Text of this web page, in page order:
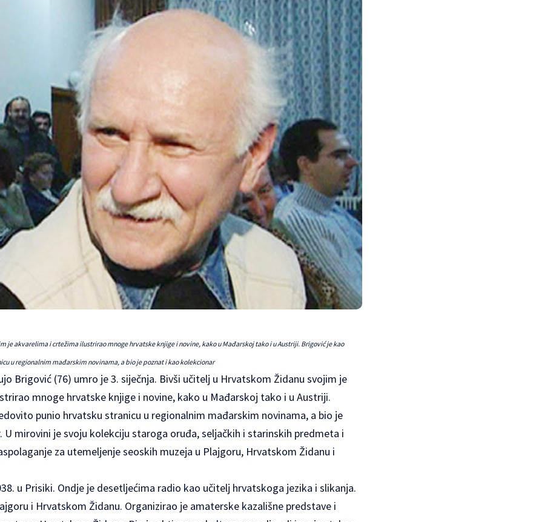
je akvarelima i crtežima ilustrirao mnoge hrvatske knjige i novine, kako u Mađarskoj tako i u Austriji. Brigović je kao
u regionalnim mađarskim novinama, a bio je poznat i kao kolekcionar
Brigović (76) umro je 3. siječnja. Bivši učitelj u Hrvatskom Židanu svojim je
mnoge hrvatske knjige i novine, kako u Mađarskoj tako i u Austriji.
punio hrvatsku stranicu u regionalnim mađarskim novinama, a bio je
U mirovini je svoju kolekciju staroga oruđa, seljačkih i starinskih predmeta i
za utemeljenje seoskih muzeja u Plajgoru, Hrvatskom Židanu i
u Prisiki. Ondje je desetljećima radio kao učitelj hrvatskoga jezika i slikanja.
i Hrvatskom Židanu. Organizirao je amaterske kazališne predstave i